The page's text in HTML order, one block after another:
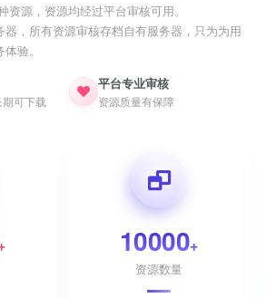
源，资源均经过平台审核可用。
，所有资源审核存档自有服务器，只为为用
验。
可下载
平台专业审核
资源质量有保障
10000+
资源数量